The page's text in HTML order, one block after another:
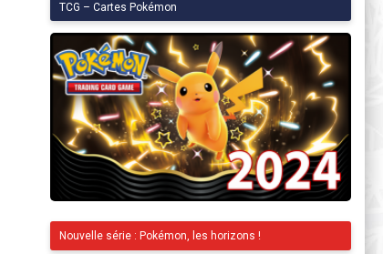
TCG – Cartes Pokémon
Nouvelle série : Pokémon, les horizons !